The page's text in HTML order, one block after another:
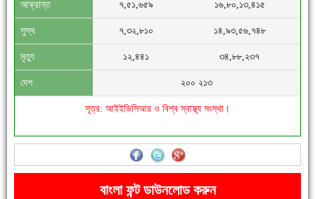
সিগমা ওয়েল ইন্ডাস্ট্রির মেকানিক ও গ্রাহক সভা
'বাংলা সাহিত্যানুরাগীরা তাঁর অবদানকে চিরকাল স্মরণ করবে'
আক্রান্ত ৭,৫১,৬৫৯ ১৬,৮০,১৩,৪১৫
সুস্থ ৭,৩২,৮১০ ১৪,৯৩,৫৬,৭৪৮
মৃত্যু ১২,৪৪১ ৩৪,৮৮,২৩৭
দেশ ২০০ ২১৩
সূত্র: আইইডিসিআর ও বিশ্ব স্বাস্থ্য সংস্থা।
বাংলা ফন্ট ডাউনলোড করুন